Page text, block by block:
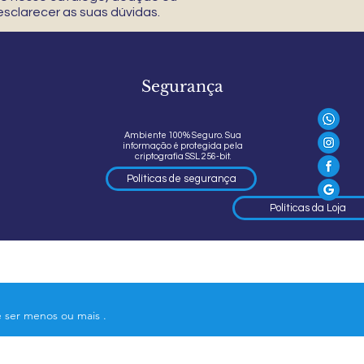
as suas dúvidas.
Segurança
Ambiente 100% Seguro. Sua
informação é protegida pela
criptografia SSL 256-bit.
Políticas de segurança
Políticas da Loja
menos ou mais .